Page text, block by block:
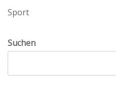
Sport
Suchen